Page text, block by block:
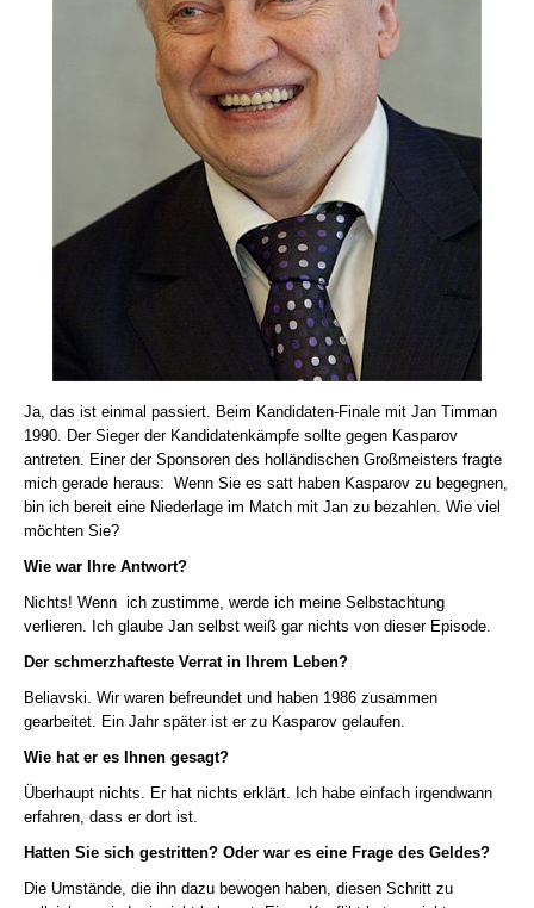
Ja, das ist einmal passiert. Beim Kandidaten-Finale mit Jan Timman
1990. Der Sieger der Kandidatenkämpfe sollte gegen Kasparov
antreten. Einer der Sponsoren des holländischen Großmeisters fragte
mich gerade heraus: Wenn Sie es satt haben Kasparov zu begegnen,
bin ich bereit eine Niederlage im Match mit Jan zu bezahlen. Wie viel
möchten Sie?
Wie war Ihre Antwort?
Nichts! Wenn ich zustimme, werde ich meine Selbstachtung
verlieren. Ich glaube Jan selbst weiß gar nichts von dieser Episode.
Der schmerzhafteste Verrat in Ihrem Leben?
Beliavski. Wir waren befreundet und haben 1986 zusammen
gearbeitet. Ein Jahr später ist er zu Kasparov gelaufen.
Wie hat er es Ihnen gesagt?
Überhaupt nichts. Er hat nichts erklärt. Ich habe einfach irgendwann
erfahren, dass er dort ist.
Hatten Sie sich gestritten? Oder war es eine Frage des Geldes?
Die Umstände, die ihn dazu bewogen haben, diesen Schritt zu